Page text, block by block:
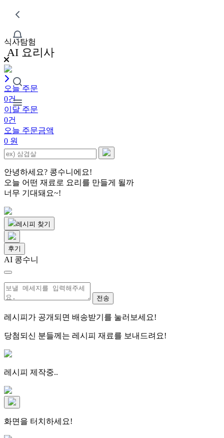
AI 요리사
식사탐험
오늘 주문
0건
이달 주문
0건
오늘 주문금액
0 원
안녕하세요? 콩수니에요!
오늘 어떤 재료로 요리를 만들게 될까
너무 기대돼요~!
레시피 찾기
후기
AI 콩수니
전송
레시피가 공개되면 배송받기 를 눌러보세요!
당첨되신 분들께는 레시피 재료를 보내드려요!
레시피 제작중..
화면을 터치하세요!